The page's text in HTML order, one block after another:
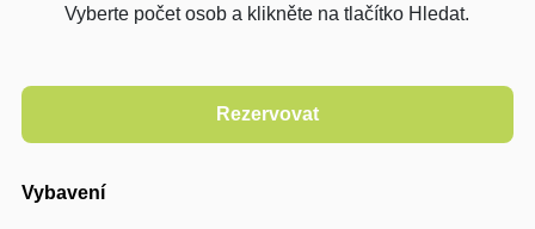
Vyberte počet osob a klikněte na tlačítko Hledat.
Vybavení